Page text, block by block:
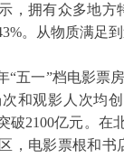
，拥有众多地
。从物质满足
“五一”档电影票
和观影人次均
破2100亿元。在
，电影票根和